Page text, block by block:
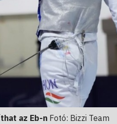
az Eb-n Fotó: Bizzi Team